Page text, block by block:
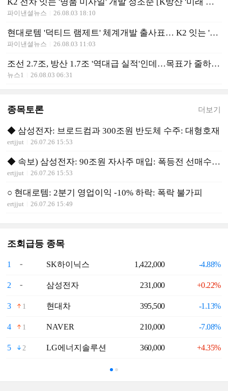
K2 전차 잇는 '명품 미사일' 개발 정조준 [K방산 '미래 주역'을 만나다]
파이낸셜뉴스 26.08.03 18:10
현대로템 '덕티드 램제트' 체계개발 출사표… K2 잇는 '명품 미사일' 정조준
파이낸셜뉴스 26.08.03 11:03
조선 2.7조, 방산 1.7조 '역대급 실적'인데…목표가 줄하향 왜?
뉴스1 26.08.03 06:31
종목토론 더보기
◆ 삼성전자: 브로드컴과 300조원 반도체 수주: 대형호재
ertjjut 26.07.26 15:53
◆ 속보) 삼성전자: 90조원 자사주 매입: 폭등전 선매수 유리
ertjjut 26.07.26 15:53
○ 현대로템: 2분기 영업이익 -10% 하락: 폭락 불가피
ertjjut 26.07.26 15:49
조회급등 종목
1 SK하이닉스 1,422,000 -4.88%
2 삼성전자 231,000 +0.22%
3 1 현대차 395,500 -1.13%
4 1 NAVER 210,000 -7.08%
5 2 LG에너지솔루션 360,000 +4.35%